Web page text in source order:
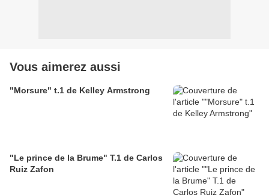
Vous aimerez aussi
"Morsure" t.1 de Kelley Armstrong
"Le prince de la Brume" T.1 de Carlos
Ruiz Zafon